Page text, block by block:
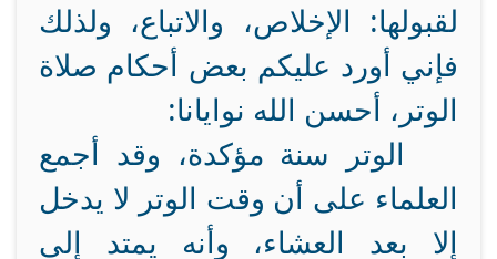
لقبولها: الإخلاص، والاتباع، ولذلك
فإني أورد عليكم بعض أحكام صلاة
الوتر، أحسن الله نوايانا:
الوتر سنة مؤكدة، وقد أجمع
العلماء على أن وقت الوتر لا يدخل
إلا بعد العشاء، وأنه يمتد إلى